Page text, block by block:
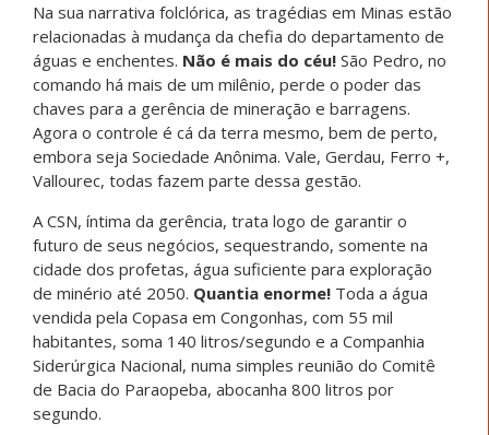
Na sua narrativa folclórica, as tragédias em Minas estão
relacionadas à mudança da chefia do departamento de
águas e enchentes. Não é mais do céu! São Pedro, no
comando há mais de um milênio, perde o poder das
chaves para a gerência de mineração e barragens.
Agora o controle é cá da terra mesmo, bem de perto,
embora seja Sociedade Anônima. Vale, Gerdau, Ferro +,
Vallourec, todas fazem parte dessa gestão.
A CSN, íntima da gerência, trata logo de garantir o
futuro de seus negócios, sequestrando, somente na
cidade dos profetas, água suficiente para exploração
de minério até 2050. Quantia enorme! Toda a água
vendida pela Copasa em Congonhas, com 55 mil
habitantes, soma 140 litros/segundo e a Companhia
Siderúrgica Nacional, numa simples reunião do Comitê
de Bacia do Paraopeba, abocanha 800 litros por
segundo.